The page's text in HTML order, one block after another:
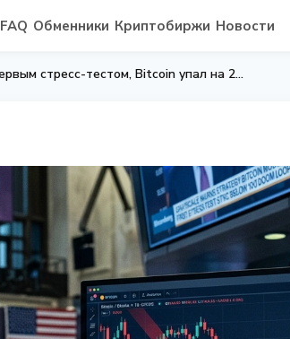
FAQ Обменники Криптобиржи Новости
Grayscale: модель Strategy под первым стресс-тестом, Bitcoin упал на 21%